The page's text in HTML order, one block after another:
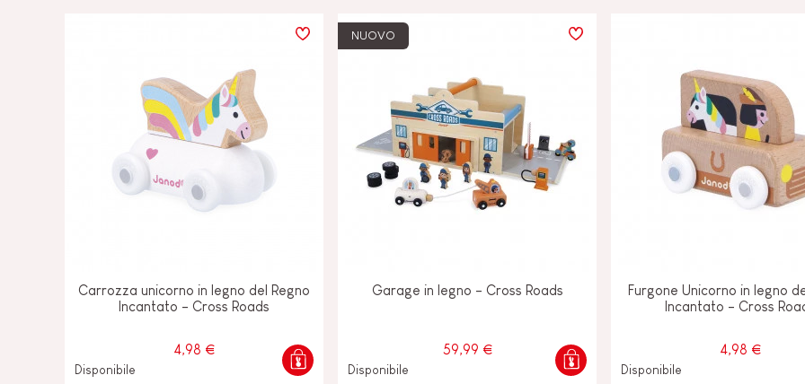
Carrozza unicorno in legno del Regno
Incantato - Cross Roads
4,98 €
Disponibile
NUOVO
Garage in legno - Cross Roads
59,99 €
Disponibile
Furgone Unicorno in legno
Incantato - Cross
4,98 €
Disponibile